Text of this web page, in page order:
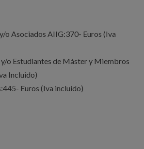
o Asociados AIIG:370- Euros (Iva
o Estudiantes de Máster y Miembros
Incluido)
Euros (Iva incluido)